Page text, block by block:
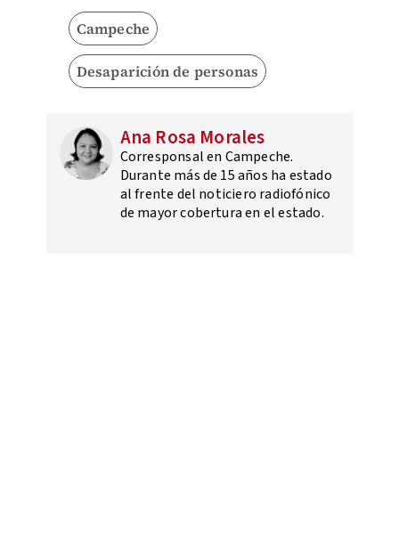
Campeche
Desaparición de personas
Ana Rosa Morales
Corresponsal en Campeche.
Durante más de 15 años ha estado
al frente del noticiero radiofónico
de mayor cobertura en el estado.